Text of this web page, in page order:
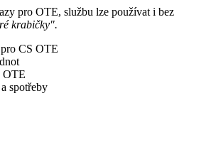
pro OTE, službu lze používat i bez
krabičky".